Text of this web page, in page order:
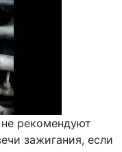
рекомендуют
зажигания, если